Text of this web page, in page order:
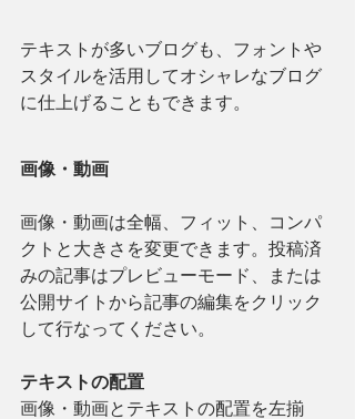
テキストが多いブログも、フォントや
スタイルを活用してオシャレなブログ
に仕上げることもできます。
画像・動画
画像・動画は全幅、フィット、コンパ
クトと大きさを変更できます。投稿済
みの記事はプレビューモード、または
公開サイトから記事の編集をクリック
して行なってください。
テキストの配置
画像・動画とテキストの配置を左揃